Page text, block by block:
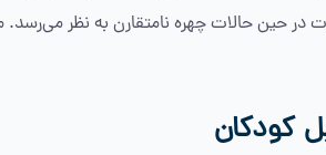
در حین حالات چهره نامتقارن به نظر
کودکان